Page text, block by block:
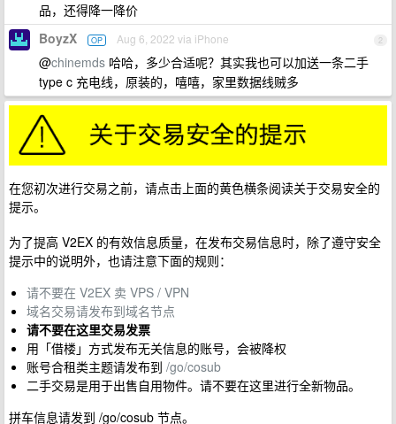
品，还得降一降价
2
BoyzX OP Aug 6, 2022 via iPhone
@chinemds 哈哈，多少合适呢？其实我也可以加送一条二手
type c 充电线，原装的，嘻嘻，家里数据线贼多
在您初次进行交易之前，请点击上面的黄色横条阅读关于交易安全的
提示。
为了提高 V2EX 的有效信息质量，在发布交易信息时，除了遵守安全
提示中的说明外，也请注意下面的规则：
请不要在 V2EX 卖 VPS / VPN
域名交易请发布到域名节点
请不要在这里交易发票
用「借楼」方式发布无关信息的账号，会被降权
账号合租类主题请发布到 /go/cosub
二手交易是用于出售自用物件。请不要在这里进行全新物品。
拼车信息请发到 /go/cosub 节点。